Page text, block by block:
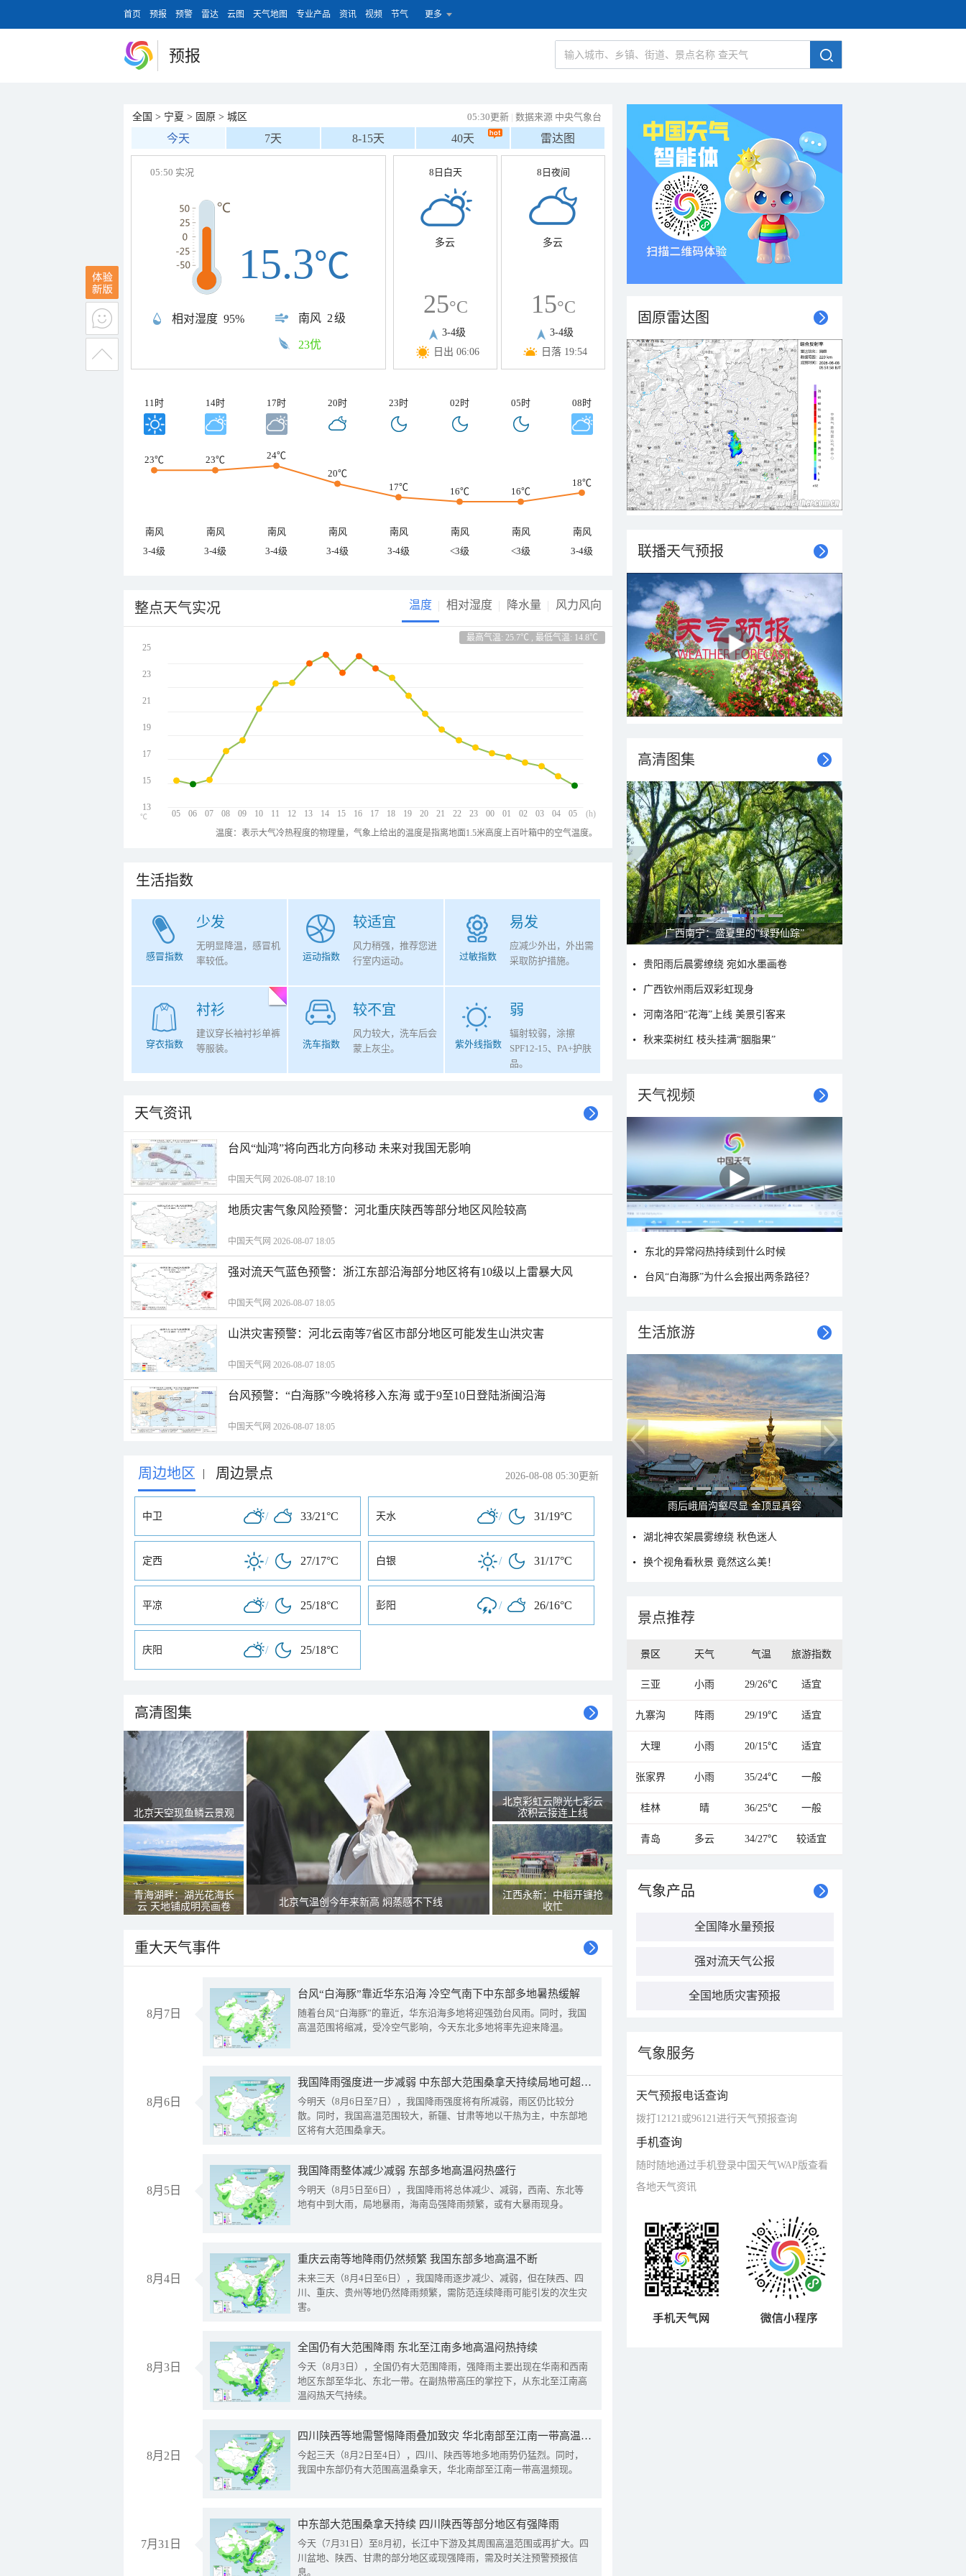
首页 预报 预警 雷达 云图 天气地图 专业产品 资讯 视频 节气 更多
预报
全国 > 宁夏 > 固原 > 城区 05:30更新 | 数据来源 中央气象台
今天 7天 8-15天 40天 雷达图
05:50 实况
相对湿度 95% 南风 2级
15.3℃
23优
8日白天
多云
25°C
3-4级
日出 06:06
8日夜间
多云
15°C
3-4级
日落 19:54
11时 14时 17时 20时 23时 02时 05时 08时
23℃ 23℃
24℃
20℃
17℃
16℃ 16℃
18℃
南风 南风 南风 南风 南风 南风 南风
南风
3-4级
3-4级 3-4级 3-4级 3-4级 <3级 <3级 3-4级
整点天气实况 温度 相对湿度 降水量 风力风向
最高气温: 25.7℃ , 最低气温: 14.8℃
05 06 07 08 09 10 11 12 13 14 15 16 17 18 19 20 21 22 23 00 01 02 03 04 05
25
23
21
19
17
15
13
(h)
℃
温度：表示大气冷热程度的物理量，气象上给出的温度是指离地面1.5米高度上百叶箱中的空气温度。
生活指数
少发
感冒指数
无明显降温，感冒机
率较低。
较适宜
运动指数
风力稍强，推荐您进
行室内运动。
易发
过敏指数
应减少外出，外出需
采取防护措施。
衬衫
穿衣指数
建议穿长袖衬衫单裤
等服装。
较不宜
洗车指数
风力较大，洗车后会
蒙上灰尘。
弱
紫外线指数
辐射较弱，涂擦
SPF12-15、PA+护肤
品。
天气资讯
台风“灿鸿”将向西北方向移动 未来对我国无影响
中国天气网 2026-08-07 18:10
地质灾害气象风险预警：河北重庆陕西等部分地区风险较高
中国天气网 2026-08-07 18:05
强对流天气蓝色预警：浙江东部沿海部分地区将有10级以上雷暴大风
中国天气网 2026-08-07 18:05
山洪灾害预警：河北云南等7省区市部分地区可能发生山洪灾害
中国天气网 2026-08-07 18:05
台风预警：“白海豚”今晚将移入东海 或于9至10日登陆浙闽沿海
中国天气网 2026-08-07 18:05
周边地区 | 周边景点 2026-08-08 05:30更新
中卫 / 33/21°C 天水 / 31/19°C
定西 / 27/17°C 白银 / 31/17°C
平凉 / 25/18°C 彭阳 / 26/16°C
庆阳 / 25/18°C
高清图集
北京天空现鱼鳞云景观
青海湖畔：湖光花海长
云 天地铺成明亮画卷
北京气温创今年来新高 焖蒸感不下线
北京彩虹云隙光七彩云
浓积云接连上线
江西永新：中稻开镰抢
收忙
重大天气事件
8月7日
台风“白海豚”靠近华东沿海 冷空气南下中东部多地暑热缓解
随着台风“白海豚”的靠近，华东沿海多地将迎强劲台风雨。同时，我国
高温范围将缩减，受冷空气影响，今天东北多地将率先迎来降温。
8月6日
我国降雨强度进一步减弱 中东部大范围桑拿天持续局地可超38℃
今明天（8月6日至7日），我国降雨强度将有所减弱，雨区仍比较分
散。同时，我国高温范围较大，新疆、甘肃等地以干热为主，中东部地
区将有大范围桑拿天。
8月5日
我国降雨整体减少减弱 东部多地高温闷热盛行
今明天（8月5日至6日），我国降雨将总体减少、减弱，西南、东北等
地有中到大雨，局地暴雨，海南岛强降雨频繁，或有大暴雨现身。
8月4日
重庆云南等地降雨仍然频繁 我国东部多地高温不断
未来三天（8月4日至6日），我国降雨逐步减少、减弱，但在陕西、四
川、重庆、贵州等地仍然降雨频繁，需防范连续降雨可能引发的次生灾
害。
8月3日
全国仍有大范围降雨 东北至江南多地高温闷热持续
今天（8月3日），全国仍有大范围降雨，强降雨主要出现在华南和西南
地区东部至华北、东北一带。在副热带高压的掌控下，从东北至江南高
温闷热天气持续。
8月2日
四川陕西等地需警惕降雨叠加致灾 华北南部至江南一带高温频现
今起三天（8月2日至4日），四川、陕西等地多地雨势仍猛烈。同时，
我国中东部仍有大范围高温桑拿天，华北南部至江南一带高温频现。
7月31日
中东部大范围桑拿天持续 四川陕西等部分地区有强降雨
今天（7月31日）至8月初，长江中下游及其周围高温范围或再扩大。四
川盆地、陕西、甘肃的部分地区或现强降雨，需及时关注预警预报信
息。
固原雷达图
联播天气预报
高清图集
广西南宁：盛夏里的“绿野仙踪”
贵阳雨后晨雾缭绕 宛如水墨画卷
广西钦州雨后双彩虹现身
河南洛阳“花海”上线 美景引客来
秋来栾树红 枝头挂满“胭脂果”
天气视频
东北的异常闷热持续到什么时候
台风“白海豚”为什么会报出两条路径？
生活旅游
雨后峨眉沟壑尽显 金顶显真容
湖北神农架晨雾缭绕 秋色迷人
换个视角看秋景 竟然这么美！
景点推荐
景区 天气 气温 旅游指数
三亚 小雨 29/26℃ 适宜
九寨沟 阵雨 29/19℃ 适宜
大理 小雨 20/15℃ 适宜
张家界 小雨 35/24℃ 一般
桂林 晴 36/25℃ 一般
青岛 多云 34/27℃ 较适宜
气象产品
全国降水量预报
强对流天气公报
全国地质灾害预报
气象服务
天气预报电话查询
拨打12121或96121进行天气预报查询
手机查询
随时随地通过手机登录中国天气WAP版查看
各地天气资讯